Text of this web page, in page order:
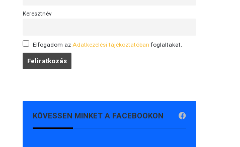
Keresztnév
Elfogadom az Adatkezelési tájékoztatóban foglaltakat.
KÖVESSEN MINKET A FACEBOOKON